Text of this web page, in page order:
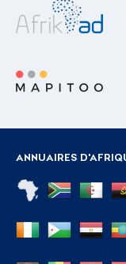
ANNUAIRES